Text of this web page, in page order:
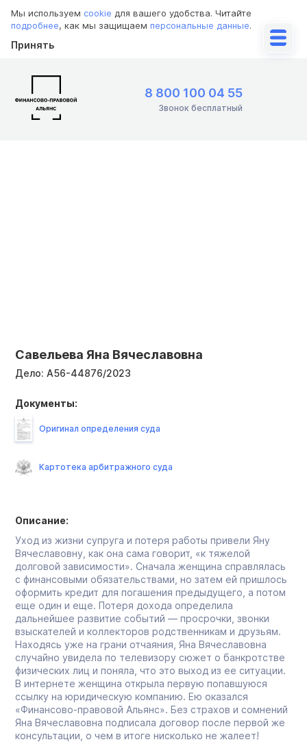
Мы используем cookie для вашего удобства. Читайте
подробнее, как мы защищаем персональные данные.
Принять
8 800 100 04 55
Звонок бесплатный
Савельева Яна Вячеславовна
Дело: А56-44876/2023
Описание:
Уход из жизни супруга и потеря работы привели Яну
Вячеславовну, как она сама говорит, «к тяжелой
долговой зависимости». Сначала женщина справлялась
с финансовыми обязательствами, но затем ей пришлось
оформить кредит для погашения предыдущего, а потом
еще один и еще. Потеря дохода определила
дальнейшее развитие событий — просрочки, звонки
взыскателей и коллекторов родственникам и друзьям.
Находясь уже на грани отчаяния, Яна Вячеславовна
случайно увидела по телевизору сюжет о банкротстве
физических лиц и поняла, что это выход из ее ситуации.
В интернете женщина открыла первую попавшуюся
ссылку на юридическую компанию. Ею оказался
«Финансово-правовой Альянс». Без страхов и сомнений
Яна Вячеславовна подписала договор после первой же
консультации, о чем в итоге нисколько не жалеет!
Документы:
Оригинал определения суда
Картотека арбитражного суда